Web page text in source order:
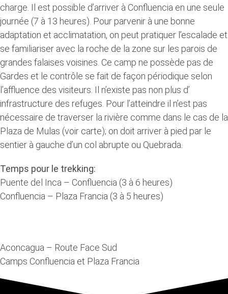
charge. Il est possible d’arriver à Confluencia en une seule
journée (7 à 13 heures). Pour parvenir à une bonne
adaptation et acclimatation, on peut pratiquer l’escalade et
se familiariser avec la roche de la zone sur les parois de
grandes falaises voisines. Ce camp ne possède pas de
Gardes et le contrôle se fait de façon périodique selon
l’affluence des visiteurs. Il n’existe pas non plus d’
infrastructure des refuges. Pour l’atteindre il n’est pas
nécessaire de traverser la rivière comme dans le cas de la
Plaza de Mulas (voir carte); on doit arriver à pied par le
sentier à gauche d’un col abrupte ou Quebrada.
Temps pour le trekking:
Puente del Inca – Confluencia (3 à 6 heures)
Confluencia – Plaza Francia (3 à 5 heures)
Aconcagua – Route Face Sud
Camps Confluencia et Plaza Francia